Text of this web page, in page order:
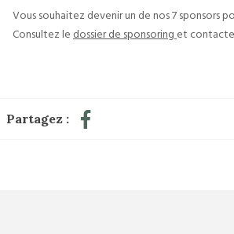
Vous souhaitez devenir un de nos 7 sponsors
Consultez le dossier de sponsoring et
Partagez :